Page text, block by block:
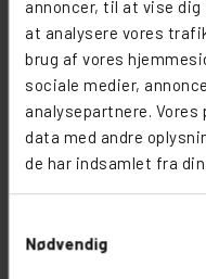
annoncer, til at vise
at analysere vores
brug af vores
sociale medier,
analysepartnere.
data med andre
de har indsamlet fra
Nødvendig